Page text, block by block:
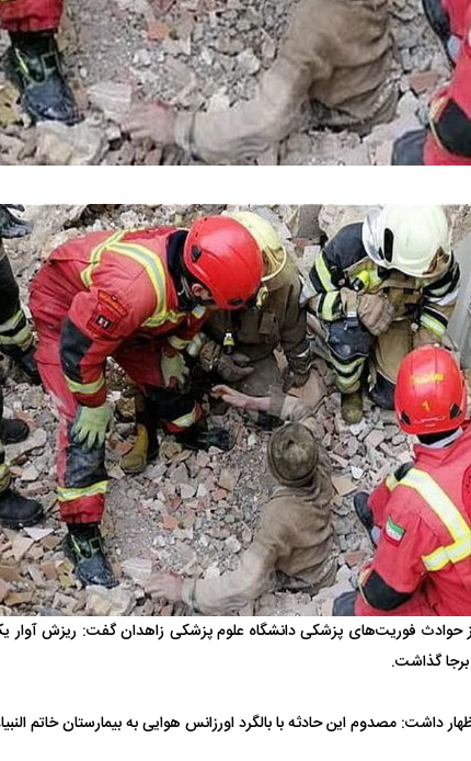
گذاشت.
داشت: مصدوم این حادثه با بالگرد اورزانس هوایی به بیمارستان خاتم
فضاپیمای «استارشیپ» ایلان ماسک
حدید
جدید ایران
ناشناس که
مرگ دلخراش دختر ۱۸ ساله بر اثر برق
گرفتگی
کشته شدند